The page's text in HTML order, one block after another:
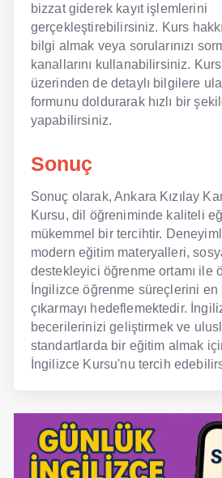
bizzat giderek kayıt işlemlerini
gerçekleştirebilirsiniz. Kurs
bilgi almak veya sorularınızı
kanallarını kullanabilirsiniz.
üzerinden de detaylı bilgilere
formunu doldurarak hızlı bir
yapabilirsiniz.
Sonuç
Sonuç olarak, Ankara Kızılay
Kursu, dil öğreniminde kaliteli
mükemmel bir tercihtir.
modern eğitim materyalleri,
destekleyici öğrenme ortamı ile
İngilizce öğrenme süreçlerini
çıkarmayı hedeflemektedir.
becerilerinizi geliştirmek ve
standartlarda bir eğitim almak
İngilizce Kursu'nu tercih